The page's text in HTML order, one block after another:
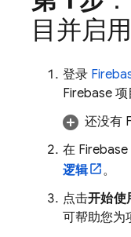
目并启
登录
Firebase 项
还没有
在 Firebase
逻辑
。
点击开始使
可帮助您为